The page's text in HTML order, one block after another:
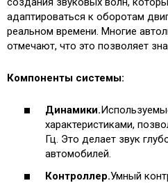
адаптироваться к оборотам
реальном времени. Многие
отмечают, что это позволяет
Компоненты системы:
Динамики.
характеристиками,
Гц. Это делает звук
автомобилей.
Контроллер.Умный